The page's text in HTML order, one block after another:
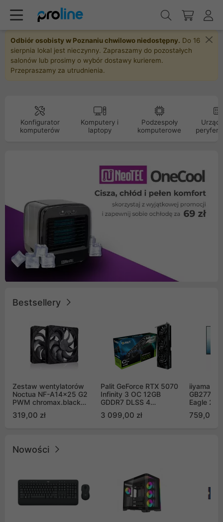
Odbiór osobisty w Poznaniu chwilowo niedostępny. Do 16
sierpnia lokal jest nieczynny. Zapraszamy do pozostałych
salonów lub prosimy o wybór dostawy kurierem.
Przepraszamy za utrudnienia.
Konfigurator
komputerów
Komputery i
laptopy
Podzespoły
komputerowe
Bestsellery
Zestaw wentylatorów
Noctua NF-A14x25 G2
PWM chromax.black
Push Pull (2szt)
319,00 zł
Palit GeForce RTX 5070
Infinity 3 OC 12GB
GDDR7 DLSS 4
GB2050S)
3 099,00 zł
iiyama G-
Eagle 27"
759,00 zł
Nowości